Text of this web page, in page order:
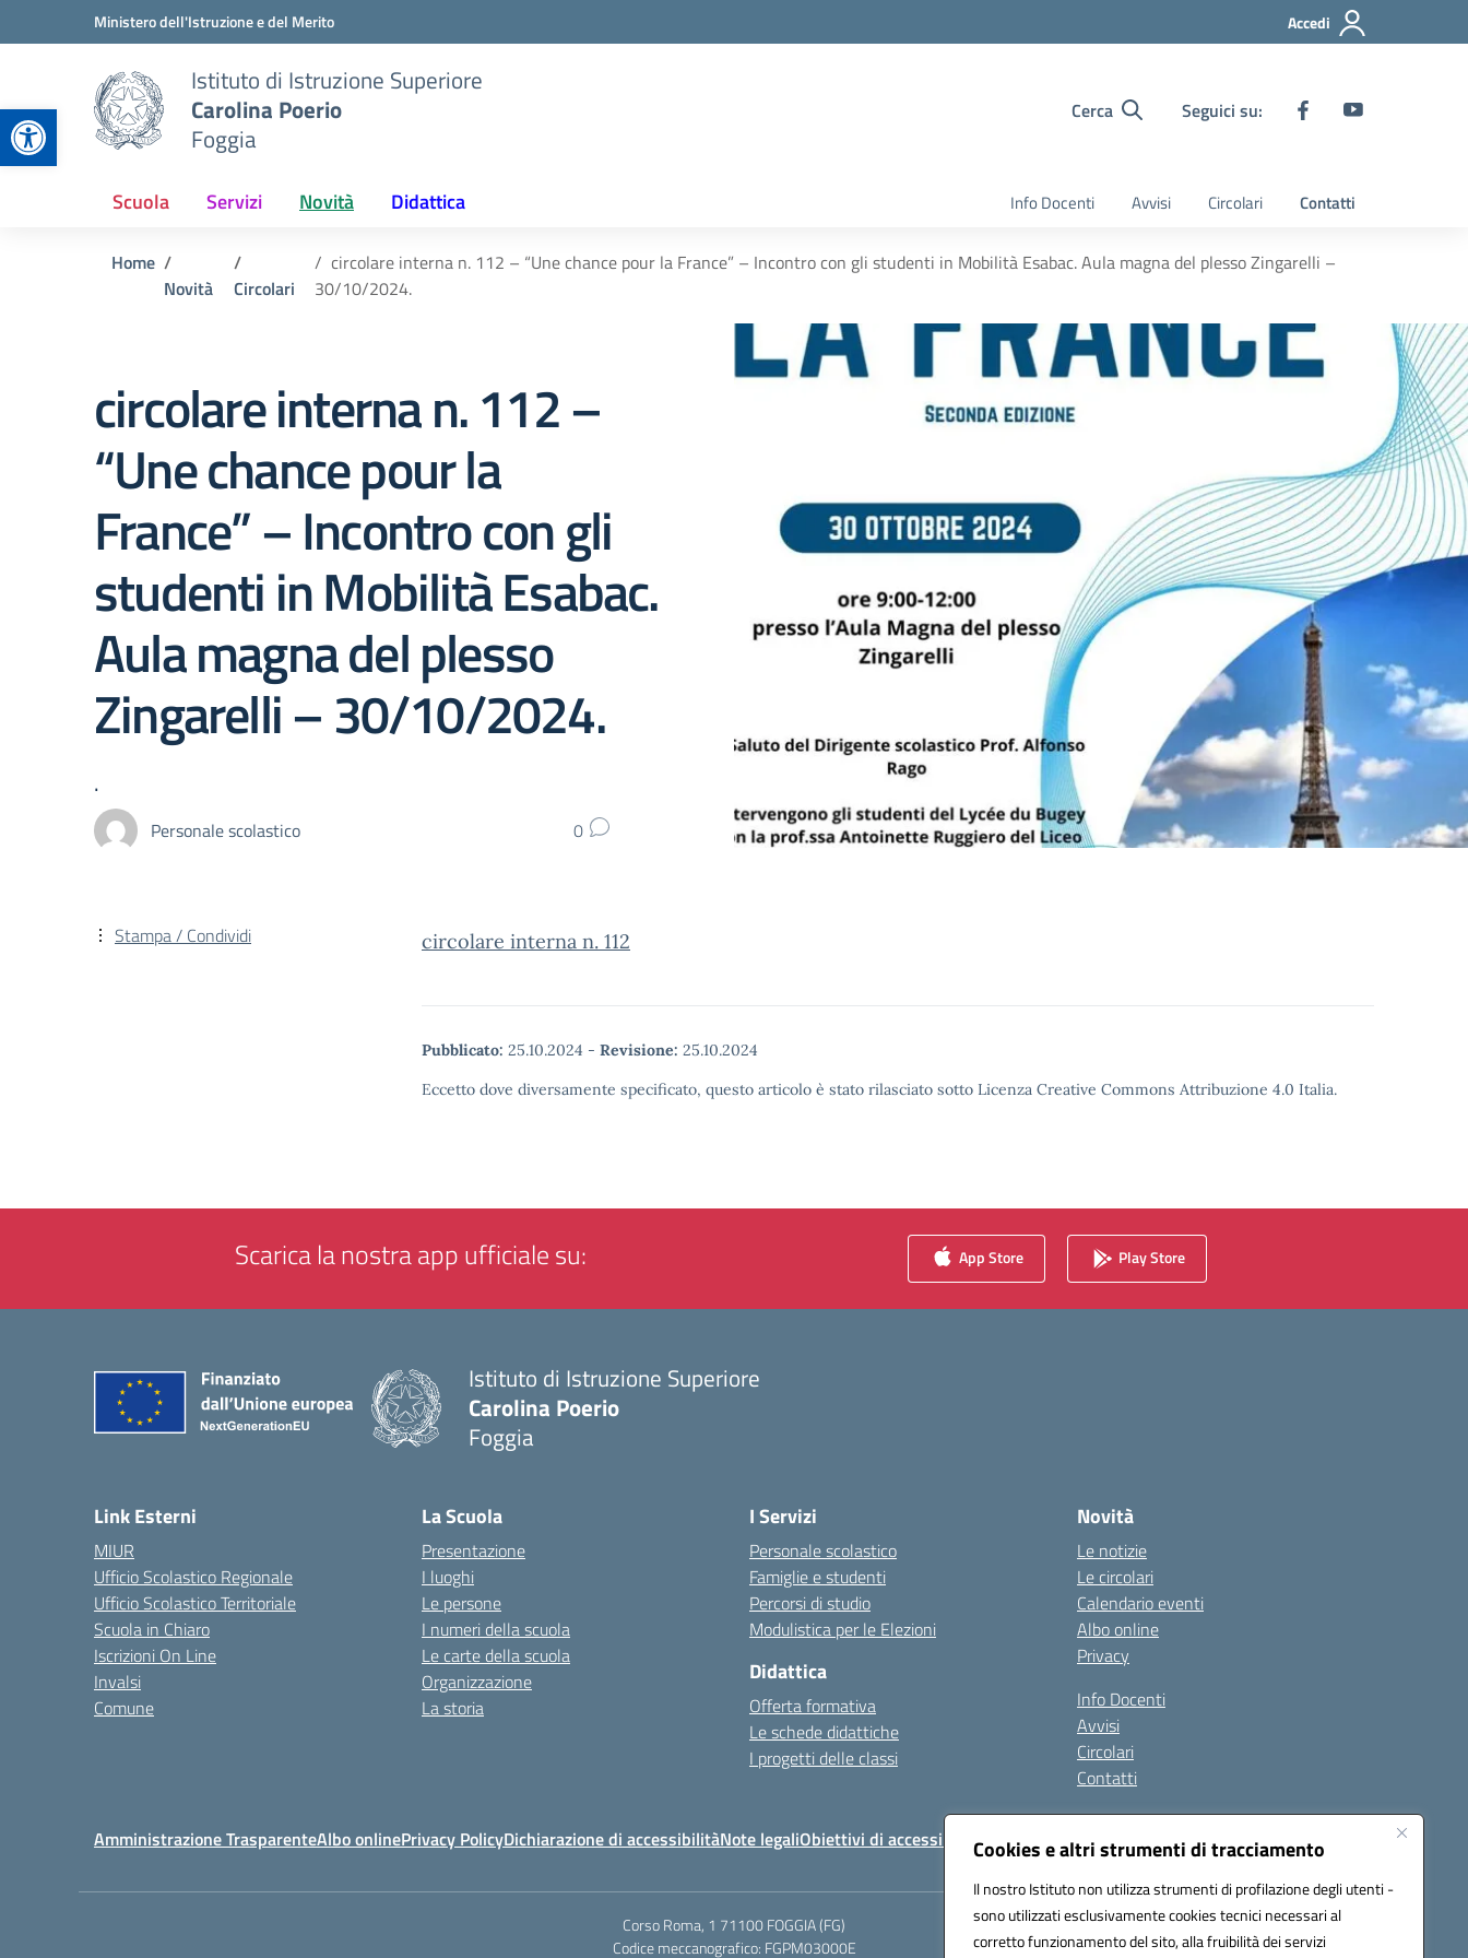
Apri la barra degli strumenti
Cookies e altri strumenti di tracciamento
Il nostro Istituto non utilizza strumenti di profilazione degli utenti -
sono utilizzati esclusivamente cookies tecnici necessari al
corretto funzionamento del sito, alla fruibilità dei servizi
Vai ai contenuti
Vai al menu di navigazioneMinistero dell'Istruzione e del Merito Accedi
Istituto di Istruzione Superiore
Carolina Poerio
Foggia
Cerca Seguici su:
Scuola Servizi Novità Didattica Info Docenti Avvisi Circolari Contatti
Home
Novità
Circolari
circolare interna n. 112 – “Une chance pour la France” – Incontro con gli studenti in Mobilità Esabac. Aula magna del plesso Zingarelli –
30/10/2024.
circolare interna n. 112 –
“Une chance pour la
France” – Incontro con gli
studenti in Mobilità Esabac.
Aula magna del plesso
Zingarelli – 30/10/2024.
.
Personale scolastico 0
circolare interna n. 112
Pubblicato: 25.10.2024 - Revisione: 25.10.2024
Eccetto dove diversamente specificato, questo articolo è stato rilasciato sotto Licenza Creative Commons Attribuzione 4.0 Italia.
Stampa / Condividi
Scarica la nostra app ufficiale su: App Store Play Store
Istituto di Istruzione Superiore
Carolina Poerio
Foggia
Link Esterni
MIUR
Ufficio Scolastico Regionale
Ufficio Scolastico Territoriale
Scuola in Chiaro
Iscrizioni On Line
Invalsi
Comune
La Scuola
Presentazione
I luoghi
Le persone
I numeri della scuola
Le carte della scuola
Organizzazione
La storia
I Servizi
Personale scolastico
Famiglie e studenti
Percorsi di studio
Modulistica per le Elezioni
Didattica
Offerta formativa
Le schede didattiche
I progetti delle classi
Novità
Le notizie
Le circolari
Calendario eventi
Albo online
Privacy
Info Docenti
Avvisi
Circolari
Contatti
Amministrazione TrasparenteAlbo onlinePrivacy PolicyDichiarazione di accessibilitàNote legaliObiettivi di accessibilità Seguici su:
Corso Roma, 1 71100 FOGGIA (FG)
Codice meccanografico: FGPM03000E